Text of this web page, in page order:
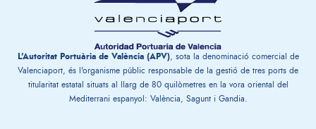
L'Autoritat Portuària de València (APV), sota la denominació comercial de
Valenciaport, és l'organisme públic responsable de la gestió de tres ports de
titularitat estatal situats al llarg de 80 quilòmetres en la vora oriental del
Mediterrani espanyol: València, Sagunt i Gandia.